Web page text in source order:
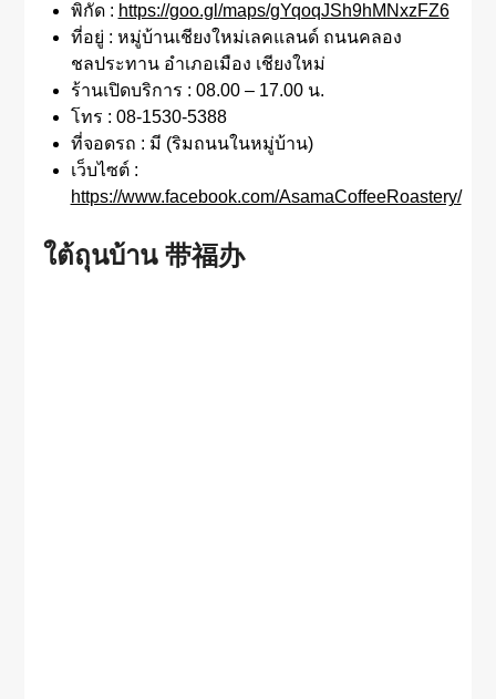
พิกัด : https://goo.gl/maps/gYqoqJSh9hMNxzFZ6
ที่อยู่ : หมู่บ้านเชียงใหม่เลคแลนด์ ถนนคลอง
ชลประทาน อำเภอเมือง เชียงใหม่
ร้านเปิดบริการ : 08.00 – 17.00 น.
โทร : 08-1530-5388
ที่จอดรถ : มี (ริมถนนในหมู่บ้าน)
เว็บไซต์ :
https://www.facebook.com/AsamaCoffeeRoastery/
ใต้ถุนบ้าน 带福办